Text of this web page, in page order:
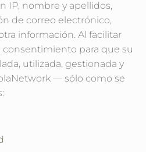
IP, nombre y apellidos,
de correo electrónico,
información. Al facilitar
consentimiento para que su
utilizada, gestionada y
— sólo como se